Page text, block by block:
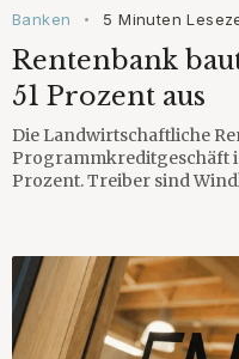
Banken • 5 Minuten
Rentenbank
51 Prozent aus
Die Landwirtschaftliche
Programmkreditgeschäft
Prozent. Treiber sind